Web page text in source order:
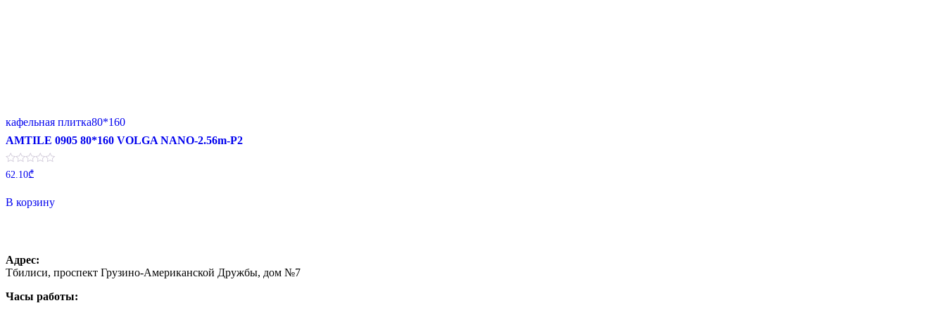
кафельная плитка80*160
AMTILE 0905 80*160 VOLGA NANO-2.56m-P2
Оценка
0
5
62.10₾
В корзину
Адрес:
Тбилиси, проспект Грузино-Американской Дружбы, дом №7
Часы работы: